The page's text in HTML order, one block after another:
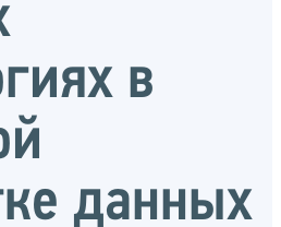
в
данных